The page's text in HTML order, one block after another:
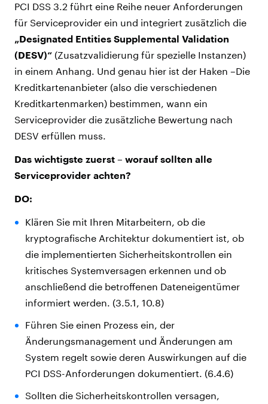
PCI DSS 3.2 führt eine Reihe neuer Anforderungen
für Serviceprovider ein und integriert zusätzlich die
„Designated Entities Supplemental Validation
(DESV)“ (Zusatzvalidierung für spezielle Instanzen)
in einem Anhang. Und genau hier ist der Haken –Die
Kreditkartenanbieter (also die verschiedenen
Kreditkartenmarken) bestimmen, wann ein
Serviceprovider die zusätzliche Bewertung nach
DESV erfüllen muss.
Das wichtigste zuerst – worauf sollten alle
Serviceprovider achten?
DO:
Klären Sie mit Ihren Mitarbeitern, ob die
kryptografische Architektur dokumentiert ist, ob
die implementierten Sicherheitskontrollen ein
kritisches Systemversagen erkennen und ob
anschließend die betroffenen Dateneigentümer
informiert werden. (3.5.1, 10.8)
Führen Sie einen Prozess ein, der
Änderungsmanagement und Änderungen am
System regelt sowie deren Auswirkungen auf die
PCI DSS-Anforderungen dokumentiert. (6.4.6)
Sollten die Sicherheitskontrollen versagen,